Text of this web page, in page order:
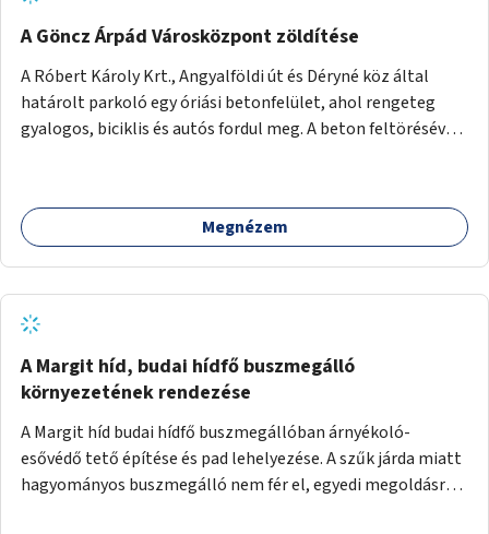
A Göncz Árpád Városközpont zöldítése
A Róbert Károly Krt., Angyalföldi út és Déryné köz által
határolt parkoló egy óriási betonfelület, ahol rengeteg
gyalogos, biciklis és autós fordul meg. A beton feltörésével,
menti járda és a parkoló közé kellene egy zöld sáv,
virágágyásokkal a meglévő fák alá, a lakóépület felőli két
Megnézem
A Margit híd, budai hídfő buszmegálló
környezetének rendezése
A Margit híd budai hídfő buszmegállóban árnyékoló-
esővédő tető építése és pad lehelyezése. A szűk járda miatt
hagyományos buszmegálló nem fér el, egyedi megoldásra